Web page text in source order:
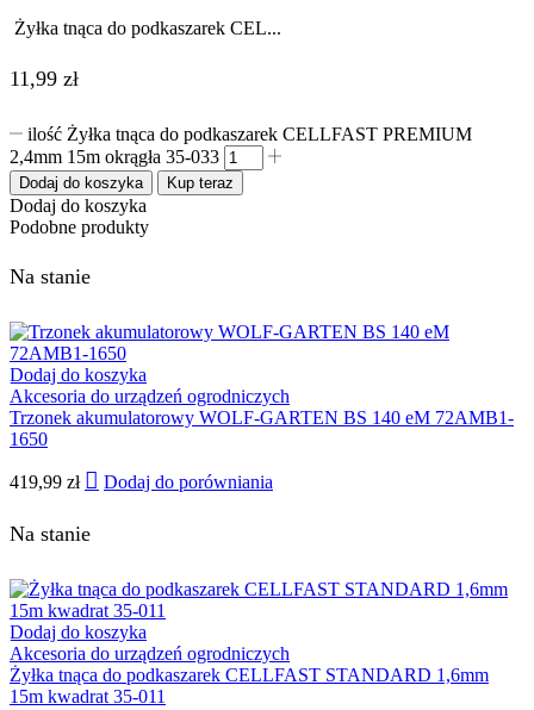
Żyłka tnąca do podkaszarek CEL...
11,99 zł
ilość Żyłka tnąca do podkaszarek CELLFAST PREMIUM
2,4mm 15m okrągła 35-033
Dodaj do koszyka Kup teraz
Dodaj do koszyka
Podobne produkty
Na stanie
Dodaj do koszyka
Akcesoria do urządzeń ogrodniczych
Trzonek akumulatorowy WOLF-GARTEN BS 140 eM 72AMB1-
1650
419,99 zł Dodaj do porówniania
Na stanie
Dodaj do koszyka
Akcesoria do urządzeń ogrodniczych
Żyłka tnąca do podkaszarek CELLFAST STANDARD 1,6mm
15m kwadrat 35-011